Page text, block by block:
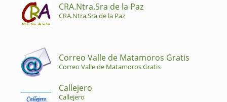
CRA.Ntra.Sra de la Paz
CRA.Ntra.Sra de la Paz
Correo Valle de Matamoros Gratis
Correo Valle de Matamoros Gratis
Callejero
Callejero